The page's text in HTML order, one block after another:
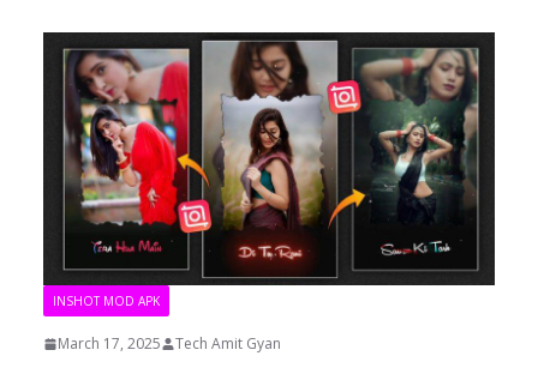
INSHOT MOD APK
March 17, 2025 Tech Amit Gyan